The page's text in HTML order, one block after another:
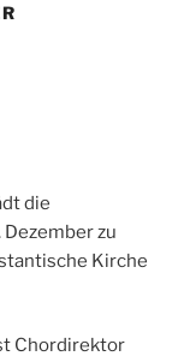
die
zu
Kirche
Chordirektor